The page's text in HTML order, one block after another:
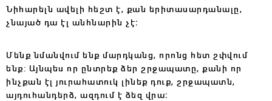
Նիհարելն ավելի հեշտ է, քան երիտասարդանալը,
չնայած դա էլ անհնարին չէ։
Մենք նմանվում ենք մարդկանց, որոնց հետ շփվում
ենք: Այնպես որ ընտրեք ձեր շրջապատը, քանի որ
ինչքան էլ յուրահատուկ լինեք դուք, շրջապատն,
այդուհանդերձ, ազդում է ձեզ վրա։